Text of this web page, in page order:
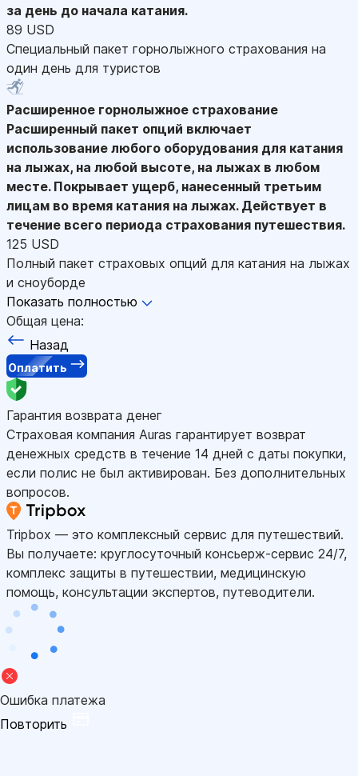
за день до начала катания.
89 USD
Специальный пакет горнолыжного страхования на
один день для туристов
Расширенное горнолыжное страхование
Расширенный пакет опций включает
использование любого оборудования для катания
на лыжах, на любой высоте, на лыжах в любом
месте. Покрывает ущерб, нанесенный третьим
лицам во время катания на лыжах. Действует в
течение всего периода страхования путешествия.
125 USD
Полный пакет страховых опций для катания на лыжах
и сноуборде
Показать полностью
Общая цена:
Назад
Оплатить
Гарантия возврата денег
Страховая компания Auras гарантирует возврат
денежных средств в течение 14 дней с даты покупки,
если полис не был активирован. Без дополнительных
вопросов.
Tripbox — это комплексный сервис для путешествий.
Вы получаете: круглосуточный консьерж-сервис 24/7,
комплекс защиты в путешествии, медицинскую
помощь, консультации экспертов, путеводители.
Ошибка платежа
Повторить